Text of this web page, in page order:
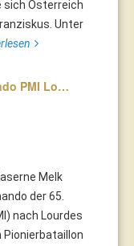
sich Österreich
Unter
PMI Lo…
Melk
der 65.
nach Lourdes